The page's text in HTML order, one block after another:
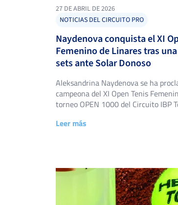
27 DE ABRIL DE 2026
NOTICIAS DEL CIRCUITO PRO
Naydenova conquista el XI
Femenino de Linares tras
sets ante Solar Donoso
Aleksandrina Naydenova se ha
campeona del XI Open Tenis
torneo OPEN 1000 del Circuito IBP
del C.D. Tenis Base Linares (Jaén),
Leer más